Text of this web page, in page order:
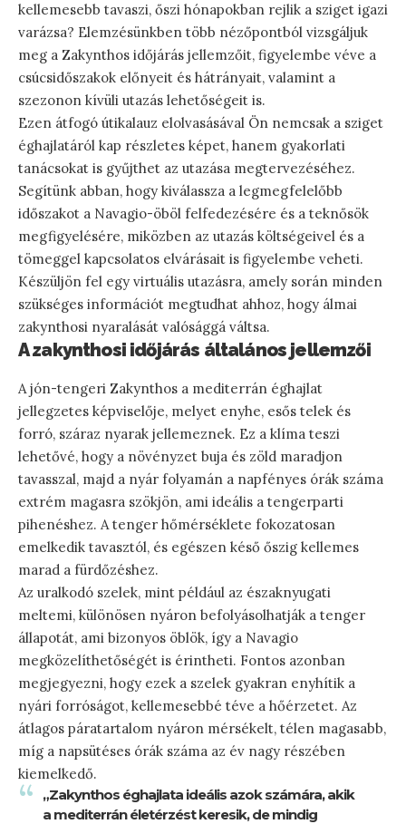
kellemesebb tavaszi, őszi hónapokban rejlik a sziget igazi
varázsa? Elemzésünkben több nézőpontból vizsgáljuk
meg a Zakynthos időjárás jellemzőit, figyelembe véve a
csúcsidőszakok előnyeit és hátrányait, valamint a
szezonon kívüli utazás lehetőségeit is.
Ezen átfogó útikalauz elolvasásával Ön nemcsak a sziget
éghajlatáról kap részletes képet, hanem gyakorlati
tanácsokat is gyűjthet az utazása megtervezéséhez.
Segítünk abban, hogy kiválassza a legmegfelelőbb
időszakot a Navagio-öböl felfedezésére és a teknősök
megfigyelésére, miközben az utazás költségeivel és a
tömeggel kapcsolatos elvárásait is figyelembe veheti.
Készüljön fel egy virtuális utazásra, amely során minden
szükséges információt megtudhat ahhoz, hogy álmai
zakynthosi nyaralását valósággá váltsa.
A zakynthosi időjárás általános jellemzői
A jón-tengeri Zakynthos a mediterrán éghajlat
jellegzetes képviselője, melyet enyhe, esős telek és
forró, száraz nyarak jellemeznek. Ez a klíma teszi
lehetővé, hogy a növényzet buja és zöld maradjon
tavasszal, majd a nyár folyamán a napfényes órák száma
extrém magasra szökjön, ami ideális a tengerparti
pihenéshez. A tenger hőmérséklete fokozatosan
emelkedik tavasztól, és egészen késő őszig kellemes
marad a fürdőzéshez.
Az uralkodó szelek, mint például az északnyugati
meltemi, különösen nyáron befolyásolhatják a tenger
állapotát, ami bizonyos öblök, így a Navagio
megközelíthetőségét is érintheti. Fontos azonban
megjegyezni, hogy ezek a szelek gyakran enyhítik a
nyári forróságot, kellemesebbé téve a hőérzetet. Az
átlagos páratartalom nyáron mérsékelt, télen magasabb,
míg a napsütéses órák száma az év nagy részében
kiemelkedő.
„Zakynthos éghajlata ideális azok számára, akik
a mediterrán életérzést keresik, de mindig